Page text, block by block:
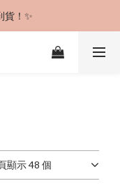
貨！✨
貨！✨
都剛剛好 ✨
顯示 48 個